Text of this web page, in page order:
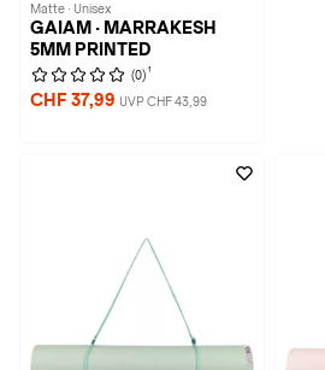
Matte · Unisex
GAIAM · MARRAKESH
5MM PRINTED
(0) 1
CHF 37,99 UVP CHF 43,99